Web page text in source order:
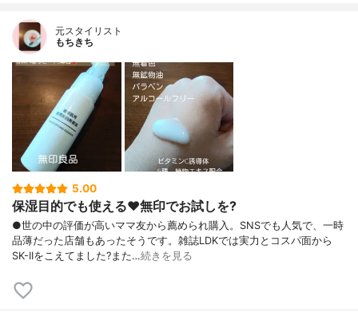
元スタイリスト
もちきち
5.00
保湿目的でも使える♥️無印でお試しを?
●世の中の評価が高いママ友から薦められ購入。SNSでも人気で、一時
品薄だった店舗もあったそうです。雑誌LDKでは実力とコスパ面から
SK-IIをこえてました?また…続きを見る